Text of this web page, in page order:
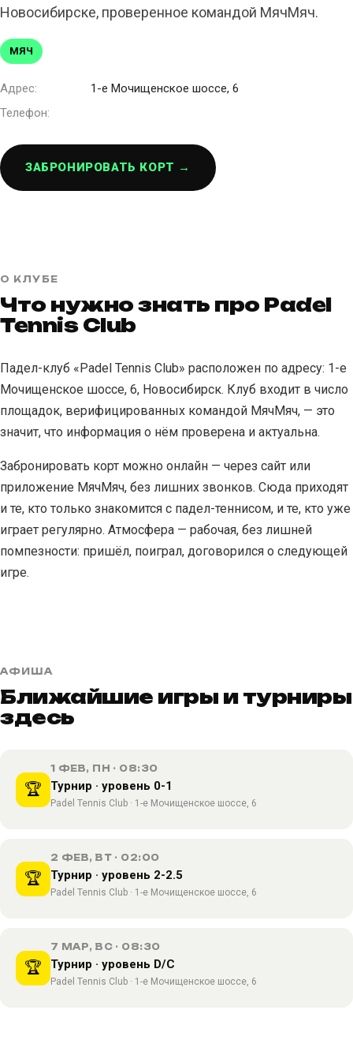
Новосибирске, проверенное командой МячМяч.
МЯЧ
Адрес:
1-е Мочищенское шоссе, 6
Телефон:
ЗАБРОНИРОВАТЬ КОРТ →
О КЛУБЕ
Что нужно знать про Padel
Tennis Club
Падел-клуб «Padel Tennis Club» расположен по адресу: 1-е
Мочищенское шоссе, 6, Новосибирск. Клуб входит в число
площадок, верифицированных командой МячМяч, — это
значит, что информация о нём проверена и актуальна.
Забронировать корт можно онлайн — через сайт или
приложение МячМяч, без лишних звонков. Сюда приходят
и те, кто только знакомится с падел-теннисом, и те, кто уже
играет регулярно. Атмосфера — рабочая, без лишней
помпезности: пришёл, поиграл, договорился о следующей
игре.
АФИША
Ближайшие игры и турниры
здесь
🏆
1 ФЕВ, ПН · 08:30
Турнир · уровень 0-1
Padel Tennis Club · 1-е Мочищенское шоссе, 6
🏆
2 ФЕВ, ВТ · 02:00
Турнир · уровень 2-2.5
Padel Tennis Club · 1-е Мочищенское шоссе, 6
🏆
7 МАР, ВС · 08:30
Турнир · уровень D/C
Padel Tennis Club · 1-е Мочищенское шоссе, 6